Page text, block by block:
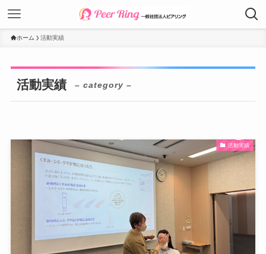
ホーム 活動実績
活動実績 – category –
活動実績